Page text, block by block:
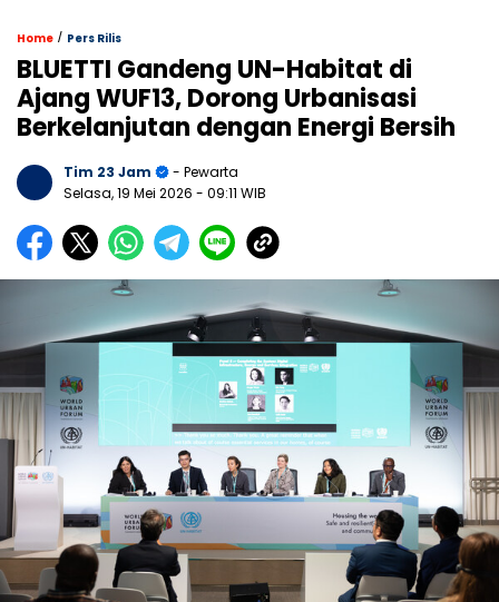
Home / Pers Rilis
BLUETTI Gandeng UN-Habitat di
Ajang WUF13, Dorong Urbanisasi
Berkelanjutan dengan Energi Bersih
Tim 23 Jam
- Pewarta
Selasa, 19 Mei 2026 - 09:11 WIB